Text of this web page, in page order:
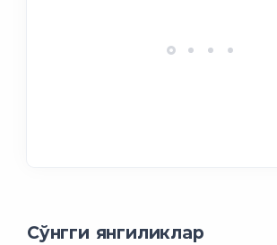
Сўнгги янгиликлар